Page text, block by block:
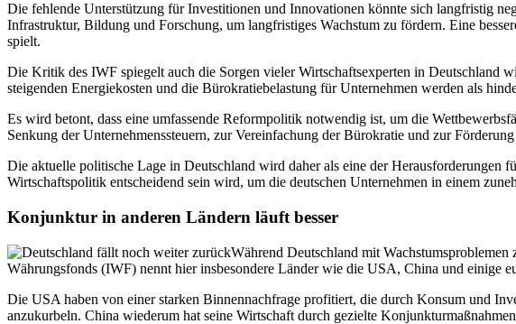
Die fehlende Unterstützung für Investitionen und Innovationen könnte sich langfristig
Infrastruktur, Bildung und Forschung, um langfristiges Wachstum zu fördern. Eine
spielt.
Die Kritik des IWF spiegelt auch die Sorgen vieler Wirtschaftsexperten in Deutschland
steigenden Energiekosten und die Bürokratiebelastung für Unternehmen werden als
Es wird betont, dass eine umfassende Reformpolitik notwendig ist, um die
Senkung der Unternehmenssteuern, zur Vereinfachung der Bürokratie und zur
Die aktuelle politische Lage in Deutschland wird daher als eine der Herausforderungen
Wirtschaftspolitik entscheidend sein wird, um die deutschen Unternehmen in einem
Konjunktur in anderen Ländern läuft besser
Während Deutschland mit
Währungsfonds (IWF) nennt hier insbesondere Länder wie die USA, China und einige
Die USA haben von einer starken Binnennachfrage profitiert, die durch Konsum und
anzukurbeln. China wiederum hat seine Wirtschaft durch gezielte